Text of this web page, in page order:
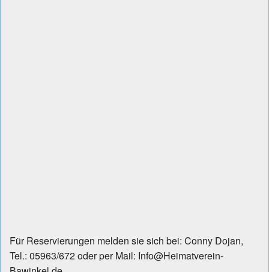
Für Reservierungen melden sie sich bei: Conny Dojan,
Tel.: 05963/672 oder per Mail: Info@Heimatverein-